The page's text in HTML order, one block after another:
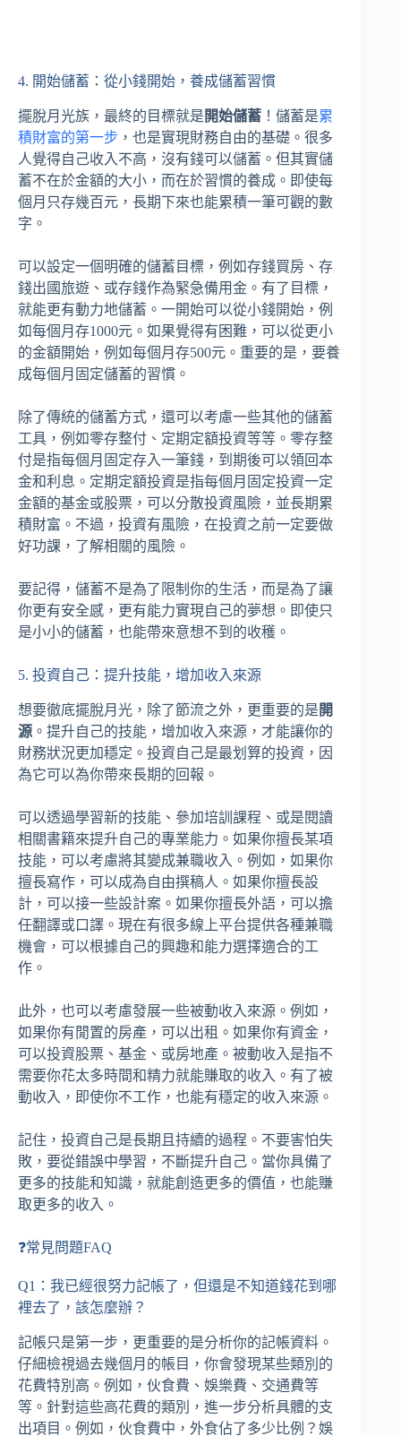
4. 開始儲蓄：從小錢開始，養成儲蓄習慣
擺脫月光族，最終的目標就是 開始儲蓄 ！儲蓄是累
積財富的第一步 ，也是實現財務自由的基礎。很多
人覺得自己收入不高，沒有錢可以儲蓄。但其實儲
蓄不在於金額的大小，而在於習慣的養成。即使每
個月只存幾百元，長期下來也能累積一筆可觀的數
字。
可以設定一個明確的儲蓄目標，例如存錢買房、存
錢出國旅遊、或存錢作為緊急備用金。有了目標，
就能更有動力地儲蓄。一開始可以從小錢開始，例
如每個月存1000元。如果覺得有困難，可以從更小
的金額開始，例如每個月存500元。重要的是，要養
成每個月固定儲蓄的習慣。
除了傳統的儲蓄方式，還可以考慮一些其他的儲蓄
工具，例如零存整付、定期定額投資等等。零存整
付是指每個月固定存入一筆錢，到期後可以領回本
金和利息。定期定額投資是指每個月固定投資一定
金額的基金或股票，可以分散投資風險，並長期累
積財富。不過，投資有風險，在投資之前一定要做
好功課，了解相關的風險。
要記得，儲蓄不是為了限制你的生活，而是為了讓
你更有安全感，更有能力實現自己的夢想。即使只
是小小的儲蓄，也能帶來意想不到的收穫。
5. 投資自己：提升技能，增加收入來源
想要徹底擺脫月光，除了節流之外，更重要的是 開
源 。提升自己的技能，增加收入來源，才能讓你的
財務狀況更加穩定。投資自己是最划算的投資，因
為它可以為你帶來長期的回報。
可以透過學習新的技能、參加培訓課程、或是閱讀
相關書籍來提升自己的專業能力。如果你擅長某項
技能，可以考慮將其變成兼職收入。例如，如果你
擅長寫作，可以成為自由撰稿人。如果你擅長設
計，可以接一些設計案。如果你擅長外語，可以擔
任翻譯或口譯。現在有很多線上平台提供各種兼職
機會，可以根據自己的興趣和能力選擇適合的工
作。
此外，也可以考慮發展一些被動收入來源。例如，
如果你有閒置的房產，可以出租。如果你有資金，
可以投資股票、基金、或房地產。被動收入是指不
需要你花太多時間和精力就能賺取的收入。有了被
動收入，即使你不工作，也能有穩定的收入來源。
記住，投資自己是長期且持續的過程。不要害怕失
敗，要從錯誤中學習，不斷提升自己。當你具備了
更多的技能和知識，就能創造更多的價值，也能賺
取更多的收入。
❓常見問題FAQ
Q1：我已經很努力記帳了，但還是不知道錢花到哪
裡去了，該怎麼辦？
記帳只是第一步，更重要的是分析你的記帳資料。
仔細檢視過去幾個月的帳目，你會發現某些類別的
花費特別高。例如，伙食費、娛樂費、交通費等
等。針對這些高花費的類別，進一步分析具體的支
出項目。例如，伙食費中，外食佔了多少比例？娛